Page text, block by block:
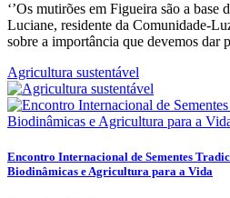
‘’Os mutirões em Figueira são a base
Luciane, residente da Comunidade-
sobre a importância que devemos dar
Agricultura sustentável
Encontro Internacional de Sementes
Biodinâmicas e Agricultura para a Vida